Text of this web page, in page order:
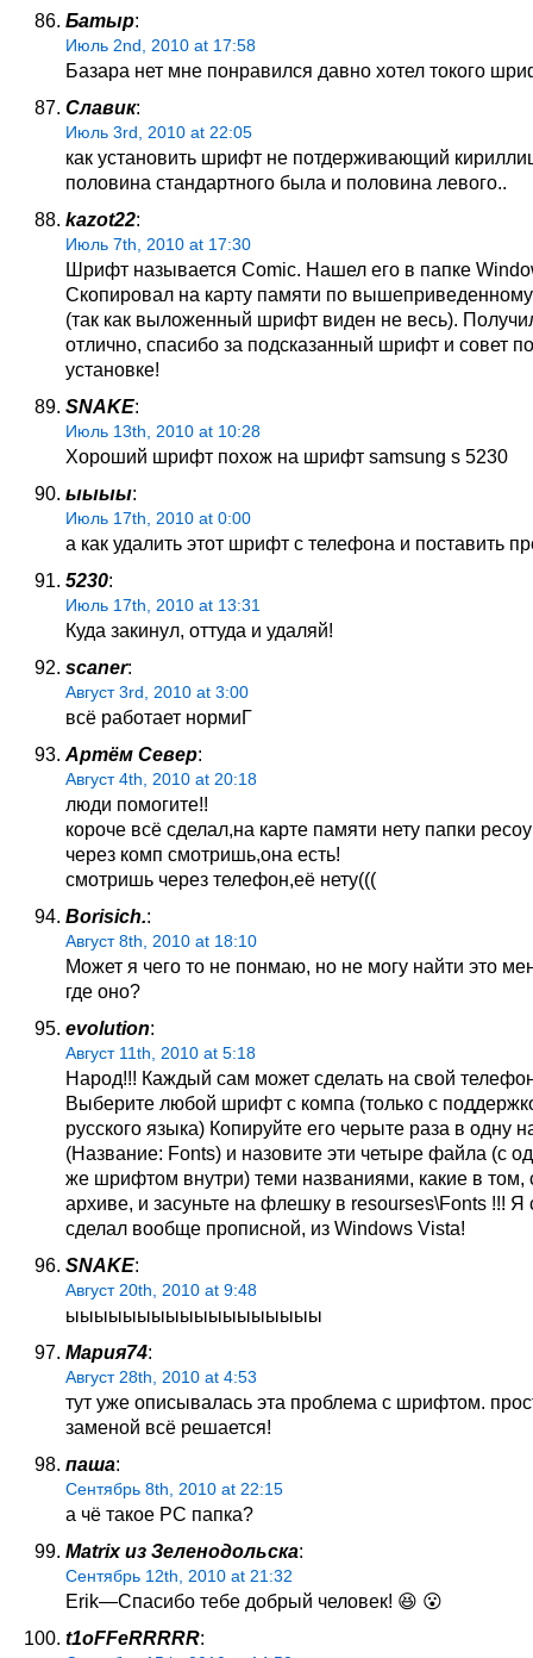
Батыр:
Июль 2nd, 2010 at 17:58
Базара нет мне понравился давно хотел токого
Славик:
Июль 3rd, 2010 at 22:05
как установить шрифт не потдерживающий
половина стандартного была и половина левого..
kazot22:
Июль 7th, 2010 at 17:30
Шрифт называется Comic. Нашел его в папке
Скопировал на карту памяти по вышеприведенному
(так как выложенный шрифт виден не весь).
отлично, спасибо за подсказанный шрифт и совет
установке!
SNAKE:
Июль 13th, 2010 at 10:28
Хороший шрифт похож на шрифт samsung s 5230
ыыыы:
Июль 17th, 2010 at 0:00
а как удалить этот шрифт с телефона и поставить
5230:
Июль 17th, 2010 at 13:31
Куда закинул, оттуда и удаляй!
scaner:
Август 3rd, 2010 at 3:00
всё работает нормиГ
Артём Север:
Август 4th, 2010 at 20:18
люди помогите!!
короче всё сделал,на карте памяти нету папки
через комп смотришь,она есть!
смотришь через телефон,её нету(((
Borisich.:
Август 8th, 2010 at 18:10
Может я чего то не понмаю, но не могу найти это
где оно?
evolution:
Август 11th, 2010 at 5:18
Народ!!! Каждый сам может сделать на свой
Выберите любой шрифт с компа (только с
русского языка) Копируйте его черыте раза в одну
(Название: Fonts) и назовите эти четыре файла (с
же шрифтом внутри) теми названиями, какие в том,
архиве, и засуньте на флешку в resourses\Fonts !!! Я
сделал вообще прописной, из Windows Vista!
SNAKE:
Август 20th, 2010 at 9:48
ыыыыыыыыыыыыыыыыыы
Мария74:
Август 28th, 2010 at 4:53
тут уже описывалась эта проблема с шрифтом.
заменой всё решается!
паша:
Сентябрь 8th, 2010 at 22:15
а чё такое PC папка?
Matrix из Зеленодольска:
Сентябрь 12th, 2010 at 21:32
Erik—Спасибо тебе добрый человек! 😆 😮
t1oFFeRRRRR: